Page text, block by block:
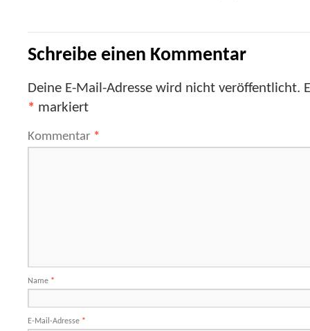
Schreibe einen Kommentar
Deine E-Mail-Adresse wird nicht veröffentlicht.
* markiert
Kommentar *
Name *
E-Mail-Adresse *